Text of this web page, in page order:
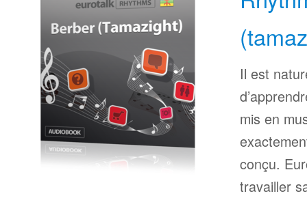
Il est
mis en
conçu.
travailler